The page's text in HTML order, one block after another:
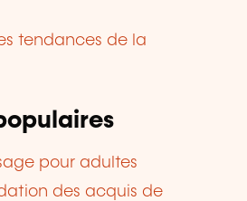
tendances de la
pour adultes
des acquis de